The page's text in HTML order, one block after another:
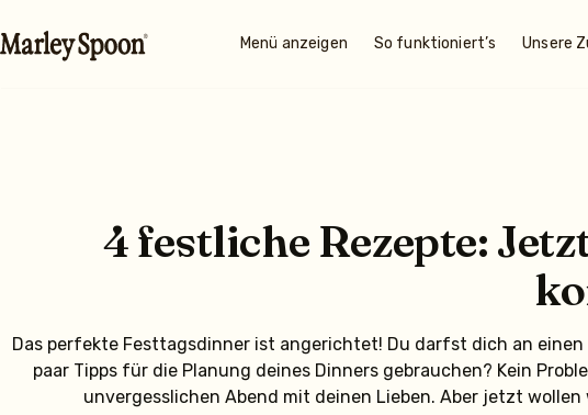
Menü anzeigen So funktioniert’s Unsere
4 festliche Rezepte:
Das perfekte Festtagsdinner ist angerichtet! Du darfst dich an
paar Tipps für die Planung deines Dinners gebrauchen? Kein
unvergesslichen Abend mit deinen Lieben. Aber jetzt